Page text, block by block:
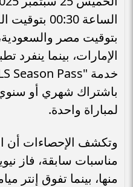
باشتراك شهري أو
لمباراة واحدة.
مناسبات سابقة، فاز
منها، بينما تفوق إنتر